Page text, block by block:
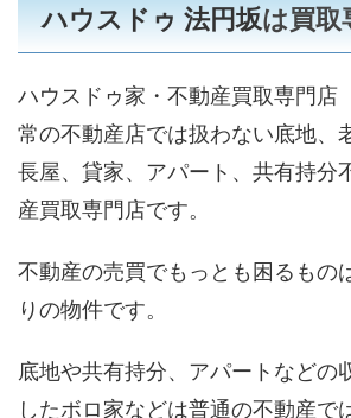
ハウスドゥ 法円坂は買取
ハウスドゥ家・不動産買取専門店
常の不動産店では扱わない底地、
長屋、貸家、アパート、共有持分
産買取専門店です。
不動産の売買でもっとも困るもの
りの物件です。
底地や共有持分、アパートなどの
したボロ家などは普通の不動産で